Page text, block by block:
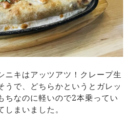
ニキはアッツアツ！クレープ生
うで、どちらかというとガレッ
ちなのに軽いので2本乗ってい
まいました。